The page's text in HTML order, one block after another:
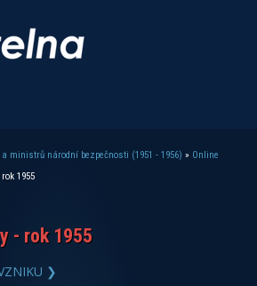
ministrů národní bezpečnosti (1951 - 1956) » Online
1955
- rok 1955
❯